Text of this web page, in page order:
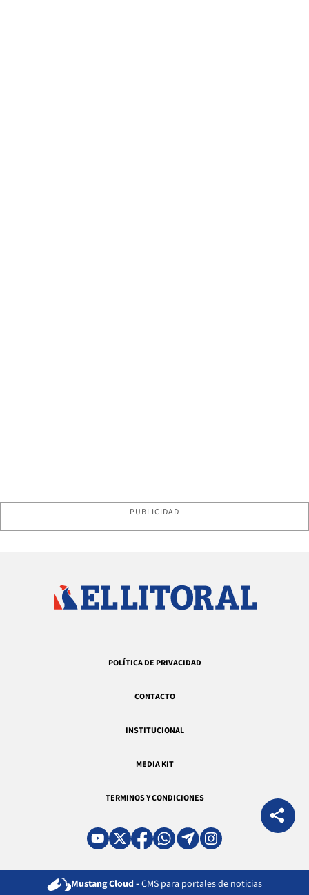
PUBLICIDAD
POLÍTICA DE PRIVACIDAD
CONTACTO
INSTITUCIONAL
MEDIA KIT
TERMINOS Y CONDICIONES
Mustang Cloud - CMS para portales de noticias